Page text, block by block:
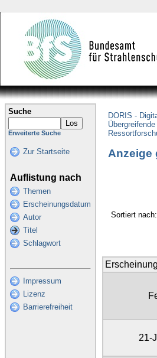
Suche
Erweiterte Suche
Zur Startseite
Auflistung nach
Themen
Erscheinungsdatum
Autor
Titel
Schlagwort
Impressum
Lizenz
Barrierefreiheit
DORIS -
Anzeige
Sortiert nach:
21-